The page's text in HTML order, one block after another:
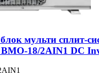
мульти сплит-
18/2AIN1 DC